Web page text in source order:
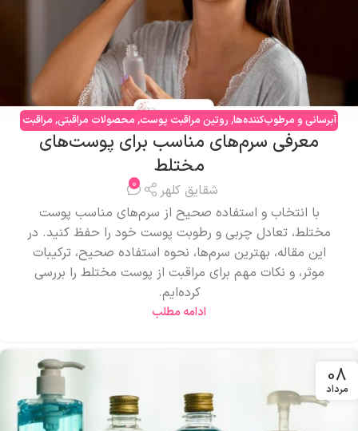
آبرسانی و مرطوب‌کننده‌ها, روتین مراقبت پوست, محصولات مراقبتی, مراقبت
صورت
معرفی سرم‌های مناسب برای پوست‌های
مختلط
شقایق کلهر 0
با انتخاب و استفاده صحیح از سرم‌های مناسب پوست
مختلط، تعادل چربی و رطوبت پوست خود را حفظ کنید. در
این مقاله، بهترین سرم‌ها، نحوه استفاده صحیح، ترکیبات
موثر، و نکات مهم برای مراقبت از پوست مختلط را بررسی
کرده‌ایم.
ادامه مطلب
08
مرداد